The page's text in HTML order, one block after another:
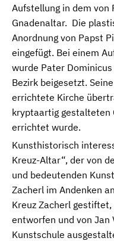
Aufstellung in dem von
Gnadenaltar. Die
Anordnung von Papst
eingefügt. Bei einem
wurde Pater
Bezirk beigesetzt.
errichtete Kirche
kryptaartig gestalteten
errichtet wurde.
Kunsthistorisch
Kreuz-Altar“, der von
und bedeutenden
Zacherl im Andenken
Kreuz Zacherl
entworfen und von Jan
Kunstschule